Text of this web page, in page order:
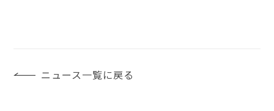
ニュース一覧に戻る